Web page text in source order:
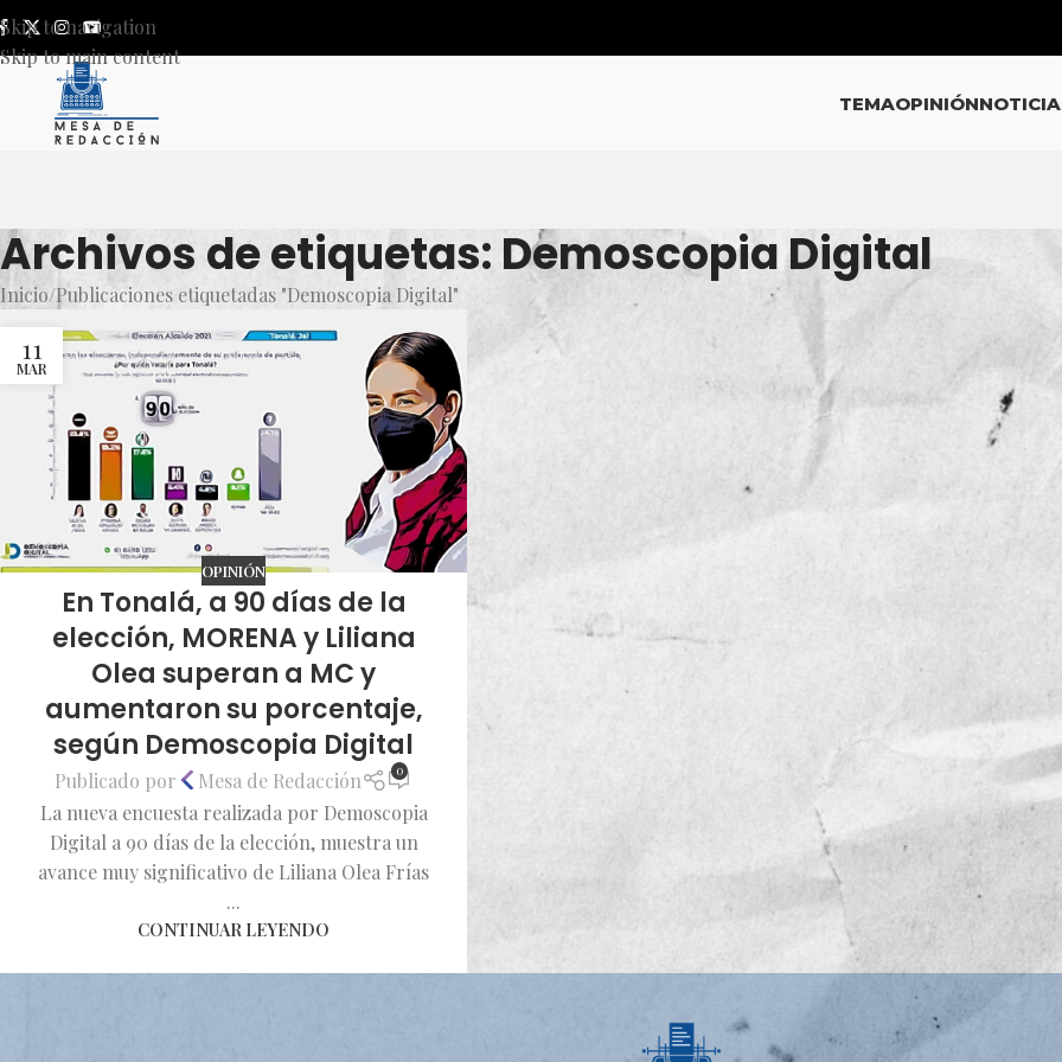
Skip to navigation
Skip to main content
TEMAOPINIÓN
Archivos de etiquetas: Demoscopia Digital
Inicio Publicaciones etiquetadas "Demoscopia Digital"
11
MAR
OPINIÓN
En Tonalá, a 90 días de la
elección, MORENA y Liliana
Olea superan a MC y
aumentaron su porcentaje,
según Demoscopia Digital
Publicado por Mesa de Redacción 0
La nueva encuesta realizada por Demoscopia
Digital a 90 días de la elección, muestra un
avance muy significativo de Liliana Olea Frías
...
CONTINUAR LEYENDO